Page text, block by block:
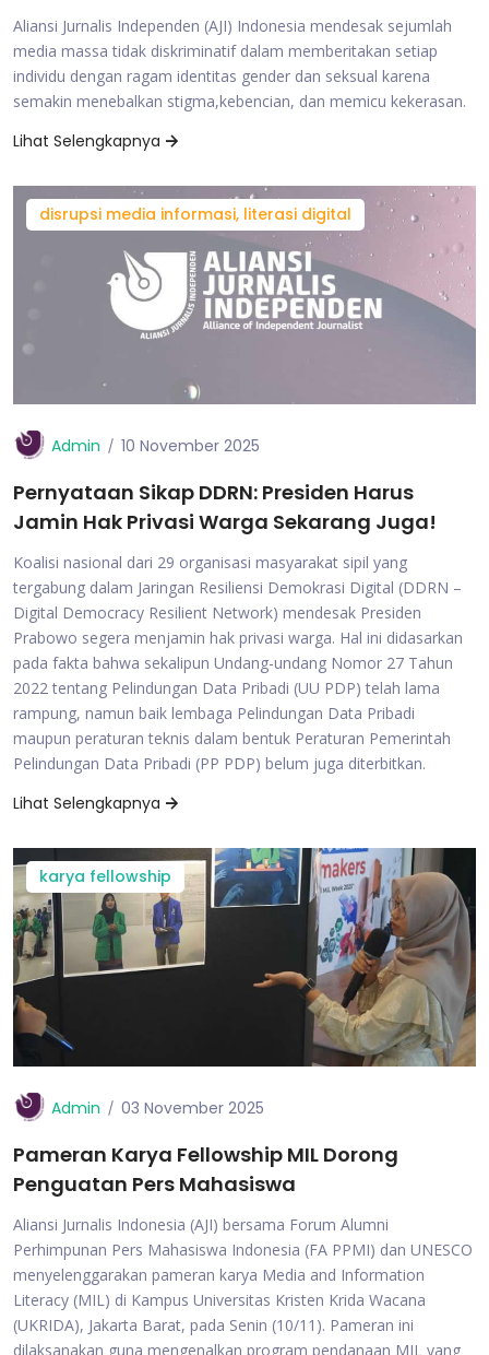
Aliansi Jurnalis Independen (AJI) Indonesia mendesak sejumlah
media massa tidak diskriminatif dalam memberitakan setiap
individu dengan ragam identitas gender dan seksual karena
semakin menebalkan stigma,kebencian, dan memicu kekerasan.
Lihat Selengkapnya
disrupsi media informasi, literasi digital
Admin 10 November 2025
Pernyataan Sikap DDRN: Presiden Harus
Jamin Hak Privasi Warga Sekarang Juga!
Koalisi nasional dari 29 organisasi masyarakat sipil yang
tergabung dalam Jaringan Resiliensi Demokrasi Digital (DDRN –
Digital Democracy Resilient Network) mendesak Presiden
Prabowo segera menjamin hak privasi warga. Hal ini didasarkan
pada fakta bahwa sekalipun Undang-undang Nomor 27 Tahun
2022 tentang Pelindungan Data Pribadi (UU PDP) telah lama
rampung, namun baik lembaga Pelindungan Data Pribadi
maupun peraturan teknis dalam bentuk Peraturan Pemerintah
Pelindungan Data Pribadi (PP PDP) belum juga diterbitkan.
Lihat Selengkapnya
karya fellowship
Admin 03 November 2025
Pameran Karya Fellowship MIL Dorong
Penguatan Pers Mahasiswa
Aliansi Jurnalis Indonesia (AJI) bersama Forum Alumni
Perhimpunan Pers Mahasiswa Indonesia (FA PPMI) dan UNESCO
menyelenggarakan pameran karya Media and Information
Literacy (MIL) di Kampus Universitas Kristen Krida Wacana
(UKRIDA), Jakarta Barat, pada Senin (10/11). Pameran ini
dilaksanakan guna mengenalkan program pendanaan MIL yang